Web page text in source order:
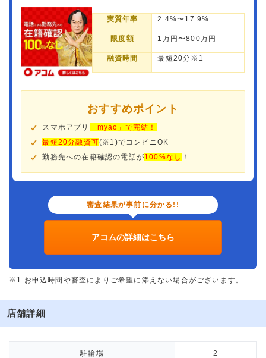
実質年率 2.4%〜17.9%
限度額 1万円〜800万円
融資時間 最短20分※1
おすすめポイント
スマホアプリ
「myac」で完結！
最短20分融資可(※1)でコンビニOK
勤務先への在籍確認の電話が100%なし ！
審査結果が事前に分かる!!
アコムの詳細はこちら
※1.お申込時間や審査によりご希望に添えない場合がございます。
店舗詳細
駐輪場 2